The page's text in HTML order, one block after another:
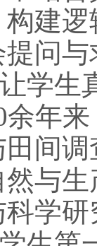
建
问与
学生
余年来
间
与
科学